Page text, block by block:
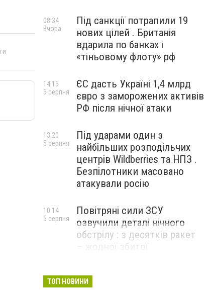
Під санкції потрапили 19
нових цілей . Британія
вдарила по банках і
«тіньовому флоту» рф
08:34
Вчора
ЄС дасть Україні 1,4 млрд
євро з заморожених активів
РФ після нічної атаки
14:15
5 серпня
Під ударами один з
найбільших розподільчих
центрів Wildberries та НПЗ .
Безпілотники масовано
атакували росію
13:20
5 серпня
Повітряні сили ЗСУ
озвучили деталі нічного
обстрілу : з десятків ракет
– жодної збитої
10:14
5 серпня
ТОП НОВИНИ